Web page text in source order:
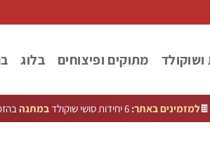
ושוקולד מתוקים ופיצוחים בלוג
🍫למזמינים באתר: 6 יחידות סושי שוקולד במתנה